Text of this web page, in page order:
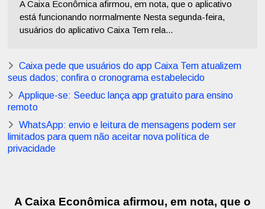
A Caixa Econômica afirmou, em nota, que o aplicativo
está funcionando normalmente Nesta segunda-feira,
usuários do aplicativo Caixa Tem rela...
Caixa pede que usuários do app Caixa Tem atualizem
seus dados; confira o cronograma estabelecido
Applique-se: Seeduc lança app gratuito para ensino
remoto
WhatsApp: envio e leitura de mensagens podem ser
limitados para quem não aceitar nova política de
privacidade
A Caixa Econômica afirmou, em nota, que o